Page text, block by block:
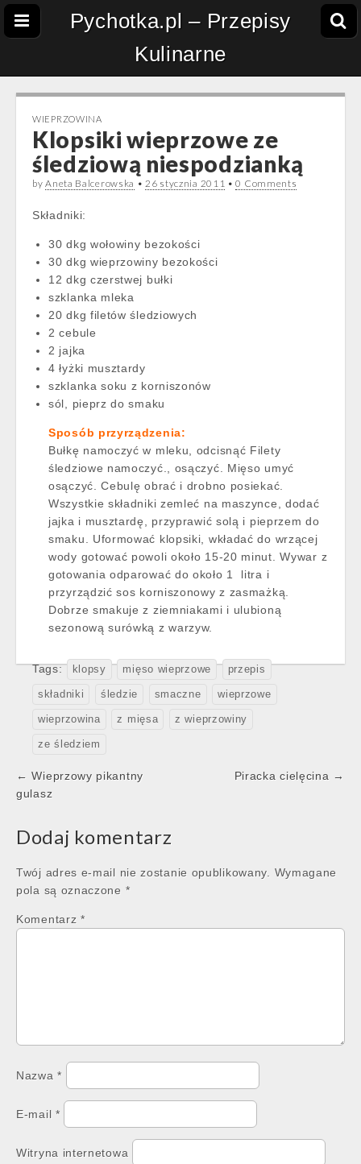
Pychotka.pl – Przepisy
Kulinarne
WIEPRZOWINA
Klopsiki wieprzowe ze
śledziową niespodzianką
byAneta Balcerowska •26 stycznia 2011 •0 Comments
Składniki:
30 dkg wołowiny bezokości
30 dkg wieprzowiny bezokości
12 dkg czerstwej bułki
szklanka mleka
20 dkg filetów śledziowych
2 cebule
2 jajka
4 łyżki musztardy
szklanka soku z korniszonów
sól, pieprz do smaku
Sposób przyrządzenia:
Bułkę namoczyć w mleku, odcisnąć Filety
śledziowe namoczyć., osączyć. Mięso umyć
osączyć. Cebulę obrać i drobno posiekać.
Wszystkie składniki zemleć na maszynce, dodać
jajka i musztardę, przyprawić solą i pieprzem do
smaku. Uformować klopsiki, wkładać do wrzącej
wody gotować powoli około 15-20 minut. Wywar z
gotowania odparować do około 1 litra i
przyrządzić sos korniszonowy z zasmażką.
Dobrze smakuje z ziemniakami i ulubioną
sezonową surówką z warzyw.
Tags: klopsy mięso wieprzowe przepis
składniki śledzie smaczne wieprzowe
wieprzowina z mięsa z wieprzowiny
ze śledziem
Post
navigation
← Wieprzowy pikantny
gulasz
Piracka cielęcina →
Dodaj komentarz
Twój adres e-mail nie zostanie opublikowany.
Wymagane
pola są oznaczone *
Komentarz *
Nazwa*
E-mail *
Witryna internetowa